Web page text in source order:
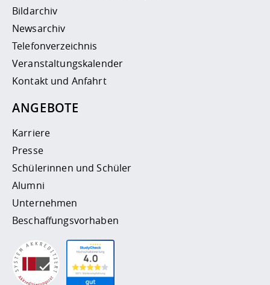
Bildarchiv
Newsarchiv
Telefonverzeichnis
Veranstaltungskalender
Kontakt und Anfahrt
ANGEBOTE
Karriere
Presse
Schülerinnen und Schüler
Alumni
Unternehmen
Beschaffungsvorhaben